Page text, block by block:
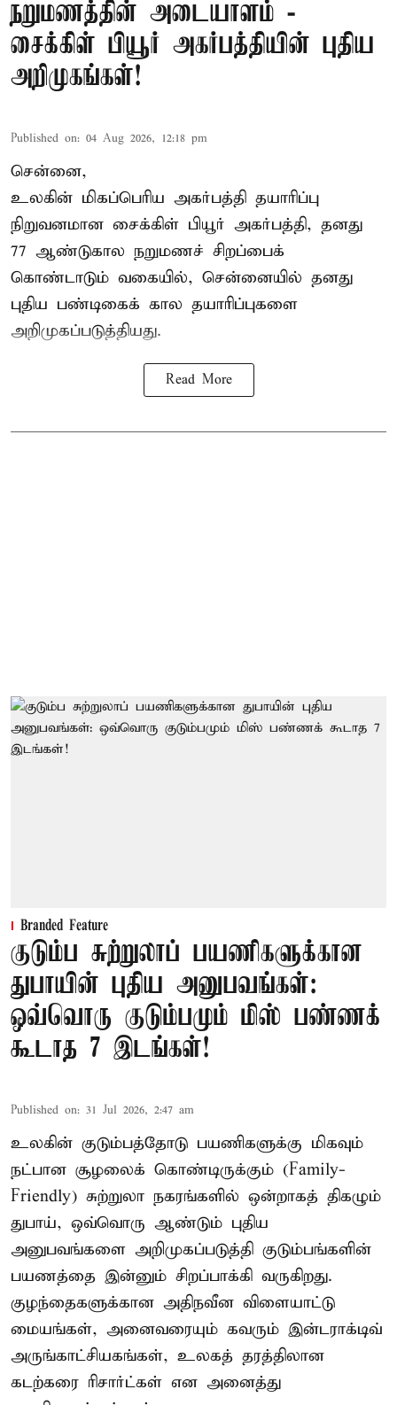
நறுமணத்தின் அடையாளம் -
சைக்கிள் பியூர் அகர்பத்தியின் புதிய
அறிமுகங்கள்!
Published on: 04 Aug 2026, 12:18 pm
சென்னை,
உலகின் மிகப்பெரிய அகர்பத்தி தயாரிப்பு
நிறுவனமான சைக்கிள் பியூர் அகர்பத்தி, தனது
77 ஆண்டுகால நறுமணச் சிறப்பைக்
கொண்டாடும் வகையில், சென்னையில் தனது
புதிய பண்டிகைக் கால தயாரிப்புகளை
அறிமுகப்படுத்தியது.
Read More
Branded Feature
குடும்ப சுற்றுலாப் பயணிகளுக்கான
துபாயின் புதிய அனுபவங்கள்:
ஒவ்வொரு குடும்பமும் மிஸ் பண்ணக்
கூடாத 7 இடங்கள்!
Published on: 31 Jul 2026, 2:47 am
உலகின் குடும்பத்தோடு பயணிகளுக்கு மிகவும்
நட்பான சூழலைக் கொண்டிருக்கும் (Family-
Friendly) சுற்றுலா நகரங்களில் ஒன்றாகத் திகழும்
துபாய், ஒவ்வொரு ஆண்டும் புதிய
அனுபவங்களை அறிமுகப்படுத்தி குடும்பங்களின்
பயணத்தை இன்னும் சிறப்பாக்கி வருகிறது.
குழந்தைகளுக்கான அதிநவீன விளையாட்டு
மையங்கள், அனைவரையும் கவரும் இன்டராக்டிவ்
அருங்காட்சியகங்கள், உலகத் தரத்திலான
கடற்கரை ரிசார்ட்கள் என அனைத்து